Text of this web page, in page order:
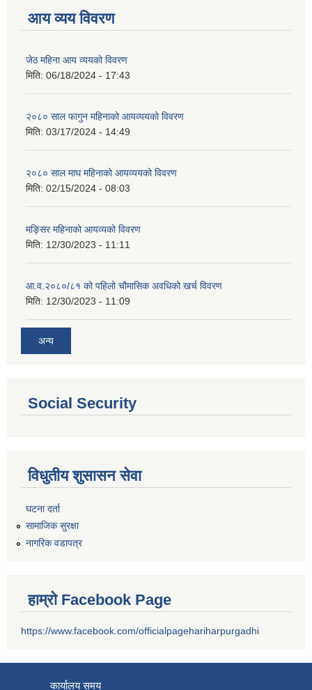
आय व्यय विवरण
जेठ महिना आय व्ययको विवरण
मिति: 06/18/2024 - 17:43
२०८० साल फागुन महिनाको आयव्ययको विवरण
मिति: 03/17/2024 - 14:49
२०८० साल माघ महिनाको आयव्ययको विवरण
मिति: 02/15/2024 - 08:03
मङ्सिर महिनाको आयव्यको विवरण
मिति: 12/30/2023 - 11:11
आ.व.२०८०/८१ को पहिलो चौमासिक अवधिको खर्च विवरण
मिति: 12/30/2023 - 11:09
अन्य
Social Security
विधुतीय शुसासन सेवा
घटना दर्ता
सामाजिक सुरक्षा
नागरिक वडापत्र
हाम्रो Facebook Page
https://www.facebook.com/officialpagehariharpurgadhi
कार्यालय समय